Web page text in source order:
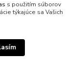
s použitím súborov
týkajúce sa Vašich